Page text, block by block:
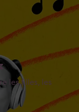
les filles, les